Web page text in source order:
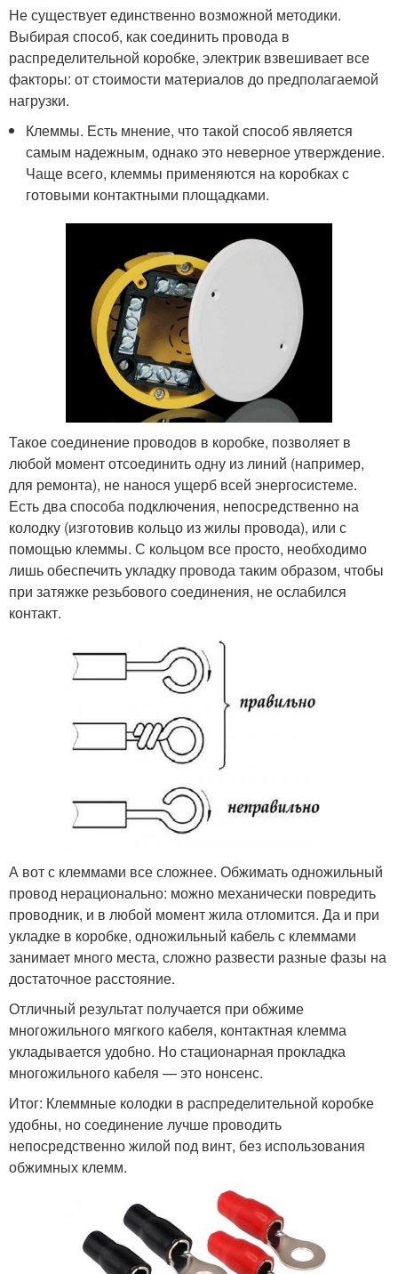
Не существует единственно возможной методики.
Выбирая способ, как соединить провода в
распределительной коробке, электрик взвешивает все
факторы: от стоимости материалов до предполагаемой
нагрузки.
Клеммы. Есть мнение, что такой способ является
самым надежным, однако это неверное утверждение.
Чаще всего, клеммы применяются на коробках с
готовыми контактными площадками.
Такое соединение проводов в коробке, позволяет в
любой момент отсоединить одну из линий (например,
для ремонта), не нанося ущерб всей энергосистеме.
Есть два способа подключения, непосредственно на
колодку (изготовив кольцо из жилы провода), или с
помощью клеммы. С кольцом все просто, необходимо
лишь обеспечить укладку провода таким образом, чтобы
при затяжке резьбового соединения, не ослабился
контакт.
А вот с клеммами все сложнее. Обжимать одножильный
провод нерационально: можно механически повредить
проводник, и в любой момент жила отломится. Да и при
укладке в коробке, одножильный кабель с клеммами
занимает много места, сложно развести разные фазы на
достаточное расстояние.
Отличный результат получается при обжиме
многожильного мягкого кабеля, контактная клемма
укладывается удобно. Но стационарная прокладка
многожильного кабеля — это нонсенс.
Итог: Клеммные колодки в распределительной коробке
удобны, но соединение лучше проводить
непосредственно жилой под винт, без использования
обжимных клемм.